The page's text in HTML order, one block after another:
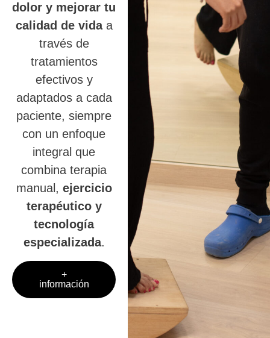
dolor y mejorar tu
calidad de vidaa
través de
tratamientos
efectivos y
adaptados a cada
paciente, siempre
con un enfoque
integral que
combina terapia
manual, ejercicio
terapéutico y
tecnología
especializada.
+
información